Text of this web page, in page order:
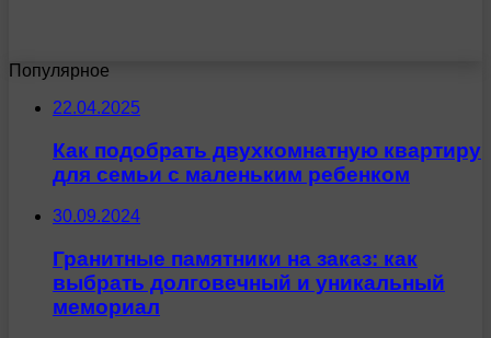
Популярное
22.04.2025
Как подобрать двухкомнатную квартиру
для семьи с маленьким ребенком
30.09.2024
Гранитные памятники на заказ: как
выбрать долговечный и уникальный
мемориал